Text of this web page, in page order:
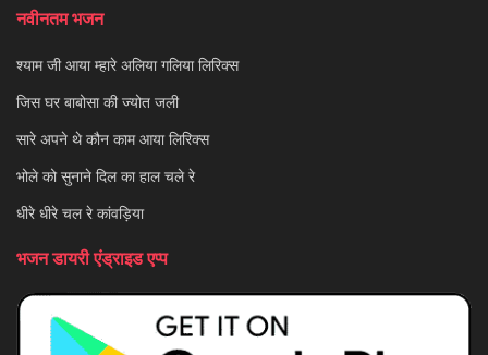
नवीनतम भजन
श्याम जी आया म्हारे अलिया गलिया लिरिक्स
जिस घर बाबोसा की ज्योत जली
सारे अपने थे कौन काम आया लिरिक्स
भोले को सुनाने दिल का हाल चले रे
धीरे धीरे चल रे कांवड़िया
भजन डायरी एंड्राइड एप्प